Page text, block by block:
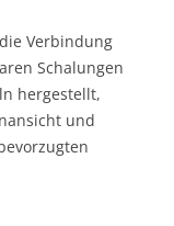
Verbindung
Schalungen
hergestellt,
und